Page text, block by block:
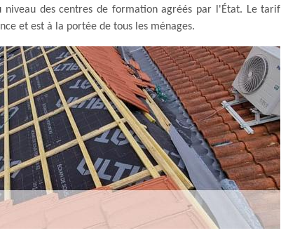
des centres de formation agréés par l'État. Le tarif
et est à la portée de tous les ménages.